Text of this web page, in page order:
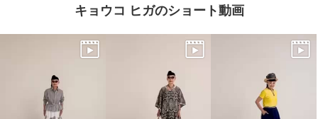
キョウコ ヒガのショート動画